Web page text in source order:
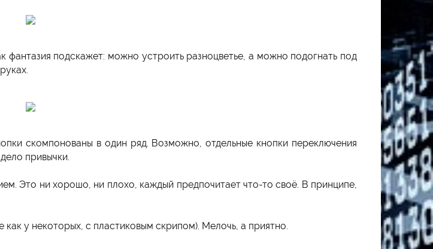
фантазия подскажет: можно устроить разноцветье, а можно подогнать под
скомпонованы в один ряд. Возможно, отдельные кнопки переключения
привычки.
Это ни хорошо, ни плохо, каждый предпочитает что-то своё. В принципе,
у некоторых, с пластиковым скрипом). Мелочь, а приятно.